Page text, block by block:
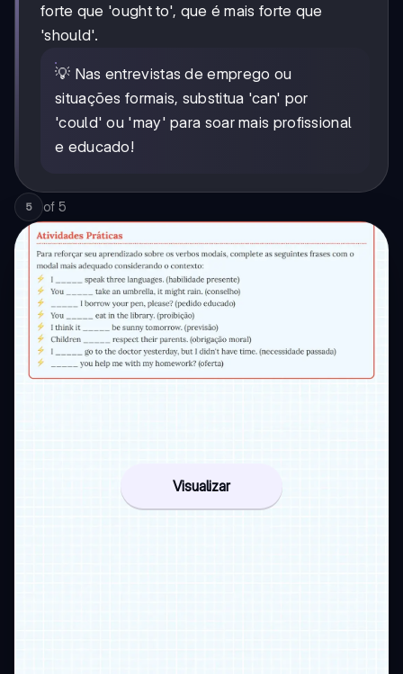
forte que 'ought to', que é mais forte que
'should'.
💡 Nas entrevistas de emprego ou
situações formais, substitua 'can' por
'could' ou 'may' para soar mais profissional
e educado!
5 of 5
Visualizar